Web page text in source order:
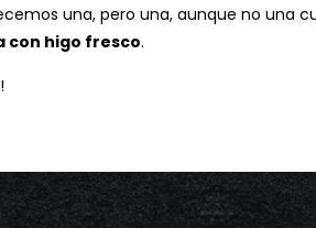
una, pero una, aunque no una
con higo fresco.